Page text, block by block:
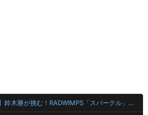
【画像】【楽団V!VO】鈴木勝が挑む！RADWIMPS「スパークル」オンライン練習会「鈴木勝 セラフ・ダズルガーデン エリー・コニファー 立伝都々 えま★おうがすと 」